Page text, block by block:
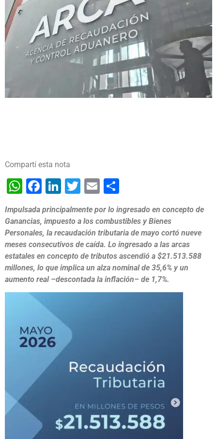
Compartí esta nota
WhatsApp
Facebook
LinkedIn
Twitter
Email
Impulsada principalmente por lo ingresado en concepto de
Ganancias, impuesto a los combustibles y Bienes
Personales, la recaudación tributaria de mayo cortó nueve
meses consecutivos de caída. Lo ingresado a las arcas
estatales en concepto de tributos ascendió a $21.513.588
millones, lo que implica un alza nominal de 35,6% y un
aumento real –descontada la inflación– de 1,7%.